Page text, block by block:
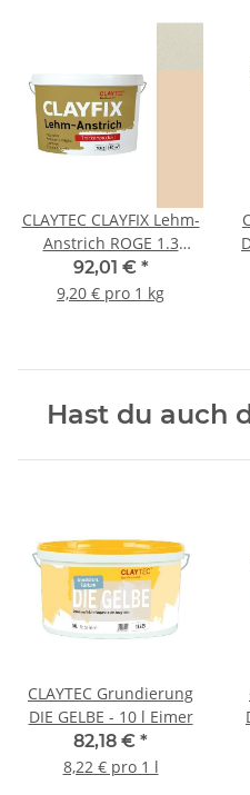
CLAYTEC CLAYFIX Lehm-
Anstrich ROGE 1.3
Feinkorn - 10 kg Eimer
92,01 € *
9,20 € pro 1 kg
Hast du auch
CLAYTEC Grundierung
DIE GELBE - 10 l Eimer
82,18 € *
8,22 € pro 1 l